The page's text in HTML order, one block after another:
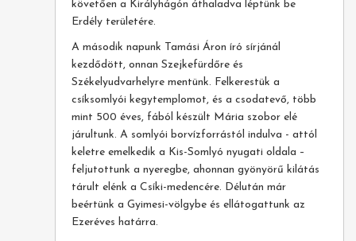
követően a Királyhágón áthaladva léptünk be
Erdély területére.
A második napunk Tamási Áron író sírjánál
kezdődött, onnan Szejkefürdőre és
Székelyudvarhelyre mentünk. Felkerestük a
csíksomlyói kegytemplomot, és a csodatevő, több
mint 500 éves, fából készült Mária szobor elé
járultunk. A somlyói borvízforrástól indulva - attól
keletre emelkedik a Kis-Somlyó nyugati oldala –
feljutottunk a nyeregbe, ahonnan gyönyörű kilátás
tárult elénk a Csíki-medencére. Délután már
beértünk a Gyimesi-völgybe és ellátogattunk az
Ezeréves határra.